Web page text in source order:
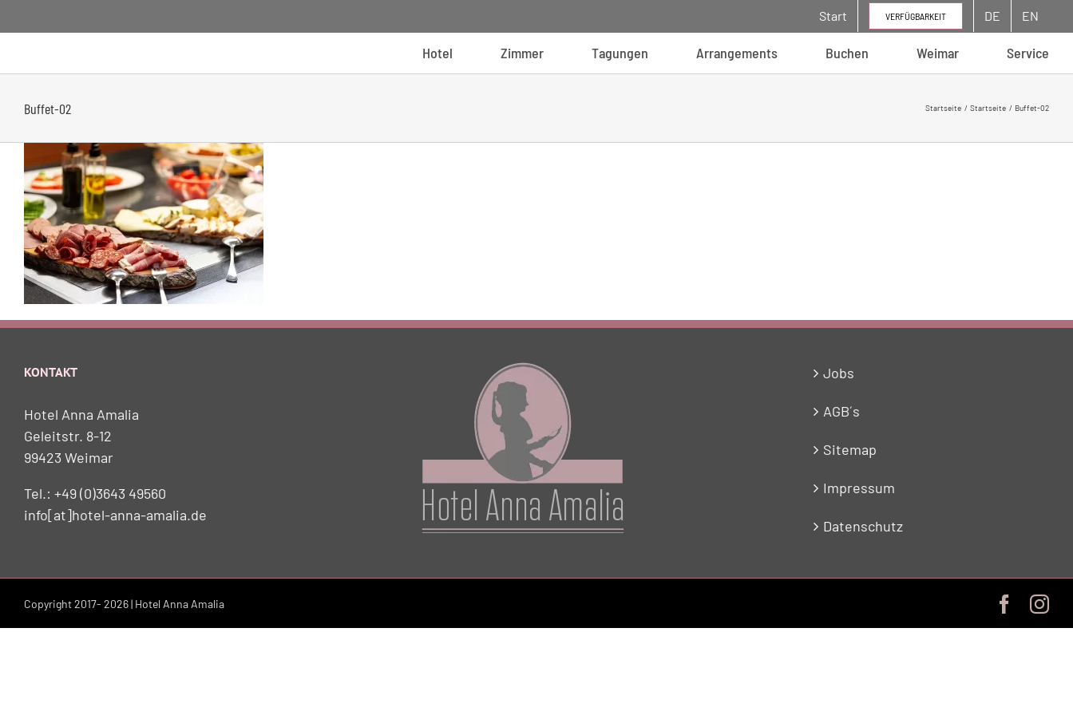
Inhalt
Start VERFÜGBARKEIT DE EN
Hotel Zimmer Tagungen Arrangements Buchen Weimar Service
Buffet-02 Startseite Startseite Buffet-02
KONTAKT
Hotel Anna Amalia
Geleitstr. 8-12
99423 Weimar
Tel.: +49 (0)3643 49560
info[at]hotel-anna-amalia.de
Jobs
AGB´s
Sitemap
Impressum
Datenschutz
Copyright 2017- 2026 | Hotel Anna Amalia